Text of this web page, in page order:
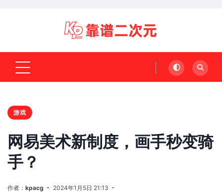
游戏
网易美术新制度，画手秒变骑
手？
作者： kpacg 2024年1月5日 21:13